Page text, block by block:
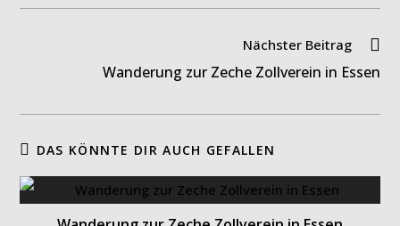
Nächster Beitrag
Wanderung zur Zeche Zollverein in Essen
DAS KÖNNTE DIR AUCH GEFALLEN